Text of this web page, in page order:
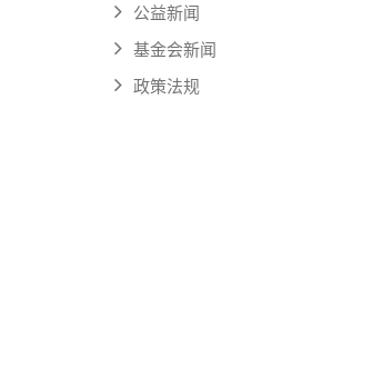
公益新闻
基金会新闻
政策法规